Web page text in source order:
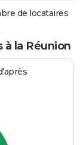
de locataires
la Réunion